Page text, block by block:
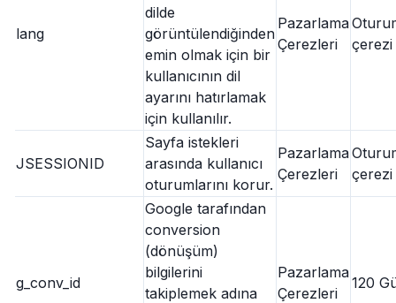
lang
dilde
görüntülendiğinden
emin olmak için bir
kullanıcının dil
ayarını hatırlamak
için kullanılır.
Pazarlama
Çerezleri
çerezi
JSESSIONID
Sayfa istekleri
arasında kullanıcı
oturumlarını korur.
Pazarlama
Çerezleri
çerezi
g_conv_id
Google tarafından
conversion
(dönüşüm)
bilgilerini
takiplemek adına
Pazarlama
Çerezleri
120